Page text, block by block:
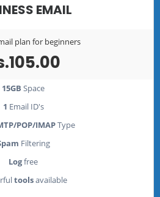
EMAIL
plan for beginners
15GB Space
1 Email ID's
POP/IMAPType
Filtering
Logfree
toolsavailable